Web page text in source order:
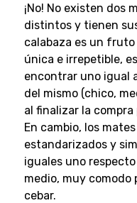
¡No! No existen dos
distintos y tienen
calabaza es un
única e irrepetible,
encontrar uno igual
del mismo (chico,
al finalizar la compra
En cambio, los
estandarizados y
iguales uno
medio, muy comodo
cebar.